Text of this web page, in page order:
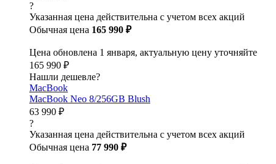
?
Указанная цена действительна с учетом всех акций
Обычная цена 165 990 ₽
Цена обновлена 1 января, актуальную цену уточняйте
165 990 ₽
Нашли дешевле?
MacBook
MacBook Neo 8/256GB Blush
63 990 ₽
?
Указанная цена действительна с учетом всех акций
Обычная цена 77 990 ₽